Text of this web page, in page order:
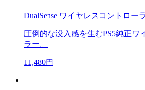
DualSense ワイヤレスコントロー
圧倒的な没入感を生むPS5純正ワ
ラー。
11,480円